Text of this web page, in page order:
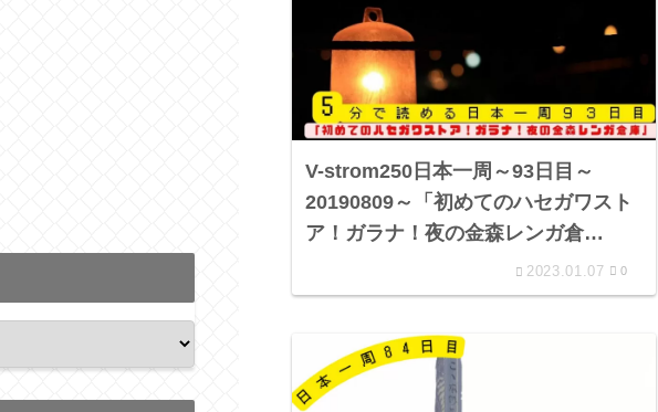
V-strom250日本一周～93日目～
20190809～「初めてのハセガワスト
ア！ガラナ！夜の金森レンガ倉
2023.01.07 0